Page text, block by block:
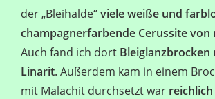
der „Bleihalde“viele weiße und
champagnerfarbende Cerussite von
Auch fand ich dort Bleiglanzbrocken
Linarit. Außerdem kam in einem
mit Malachit durchsetzt war reichlich